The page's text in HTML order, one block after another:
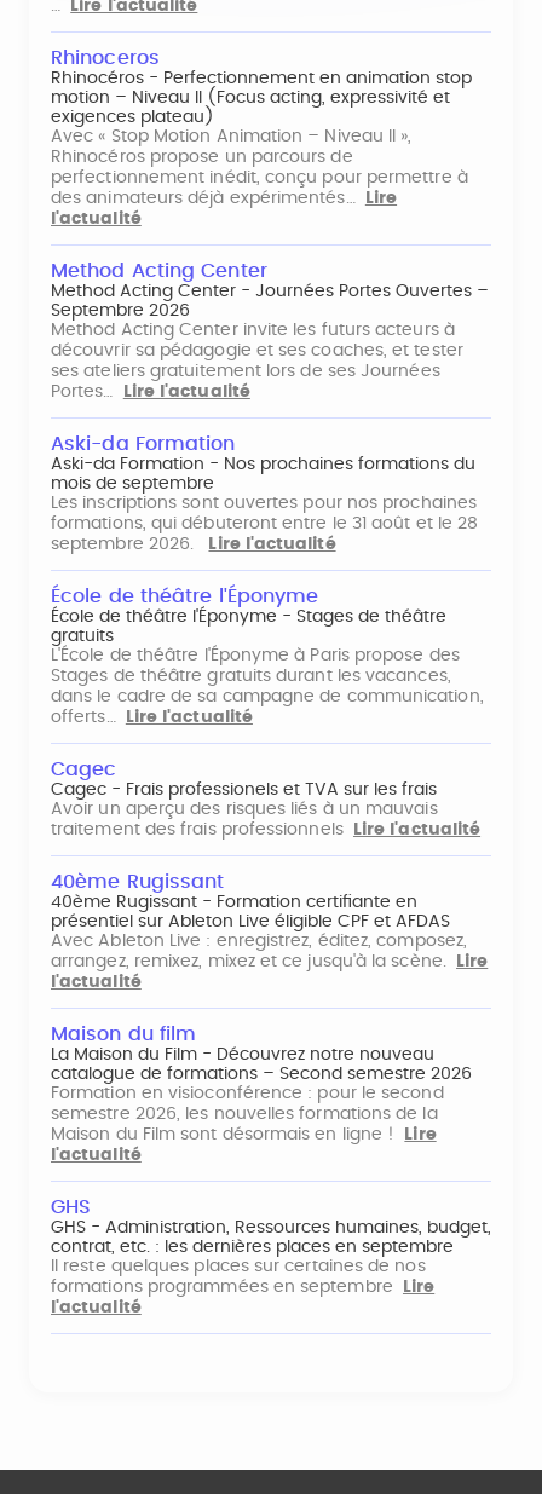
… Lire l'actualité
Rhinoceros
Rhinocéros - Perfectionnement en animation stop
motion – Niveau II (Focus acting, expressivité et
exigences plateau)
Avec « Stop Motion Animation – Niveau II »,
Rhinocéros propose un parcours de
perfectionnement inédit, conçu pour permettre à
des animateurs déjà expérimentés…
Lire
l'actualité
Method Acting Center
Method Acting Center - Journées Portes Ouvertes –
Septembre 2026
Method Acting Center invite les futurs acteurs à
découvrir sa pédagogie et ses coaches, et tester
ses ateliers gratuitement lors de ses Journées
Portes…
Lire l'actualité
Aski-da Formation
Aski-da Formation - Nos prochaines formations du
mois de septembre
Les inscriptions sont ouvertes pour nos prochaines
formations, qui débuteront entre le 31 août et le 28
septembre 2026.
Lire l'actualité
École de théâtre l'Éponyme
École de théâtre l'Éponyme - Stages de théâtre
gratuits
L'École de théâtre l'Éponyme à Paris propose des
Stages de théâtre gratuits durant les vacances,
dans le cadre de sa campagne de communication,
offerts…
Lire l'actualité
Cagec
Cagec - Frais professionels et TVA sur les frais
Avoir un aperçu des risques liés à un mauvais
traitement des frais professionnels
Lire l'actualité
40ème Rugissant
40ème Rugissant - Formation certifiante en
présentiel sur Ableton Live éligible CPF et AFDAS
Avec Ableton Live : enregistrez, éditez, composez,
arrangez, remixez, mixez et ce jusqu'à la scène.
Lire
l'actualité
Maison du film
La Maison du Film - Découvrez notre nouveau
catalogue de formations – Second semestre 2026
Formation en visioconférence : pour le second
semestre 2026, les nouvelles formations de la
Maison du Film sont désormais en ligne !
Lire
l'actualité
GHS
GHS - Administration, Ressources humaines, budget,
contrat, etc. : les dernières places en septembre
Il reste quelques places sur certaines de nos
formations programmées en septembre
Lire
l'actualité